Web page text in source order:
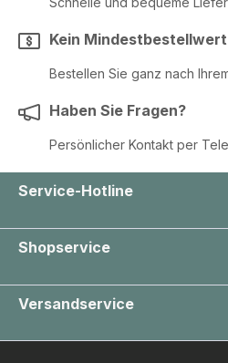
Kein Mindestbestellwert
Bestellen Sie ganz nach
Haben Sie Fragen?
Persönlicher Kontakt per
Service-Hotline
Shopservice
Versandservice